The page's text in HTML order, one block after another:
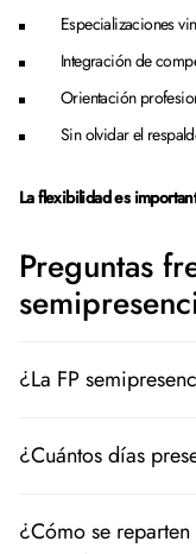
Especializaciones
Integración de
Orientación
Sin olvidar el
La flexibilidad es
Preguntas
¿La FP
¿Cuántos días
¿Cómo se